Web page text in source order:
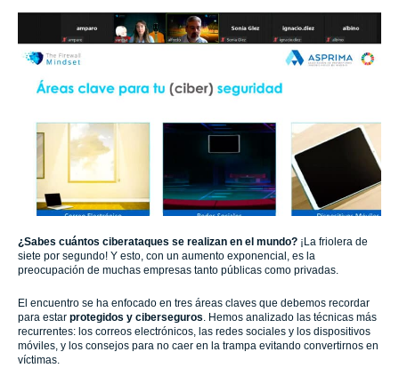
¿Sabes cuántos ciberataques se realizan en el mundo? ¡La friolera de
siete por segundo! Y esto, con un aumento exponencial, es la
preocupación de muchas empresas tanto públicas como privadas.
El encuentro se ha enfocado en tres áreas claves que debemos recordar
para estar protegidos y ciberseguros. Hemos analizado las técnicas más
recurrentes: los correos electrónicos, las redes sociales y los dispositivos
móviles, y los consejos para no caer en la trampa evitando convertirnos en
víctimas.